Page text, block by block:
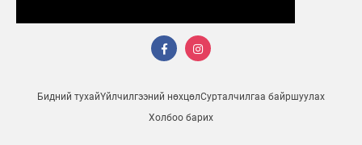
Бидний тухайҮйлчилгээний нөхцөлСурталчилгаа байршуулах
Холбоо барих